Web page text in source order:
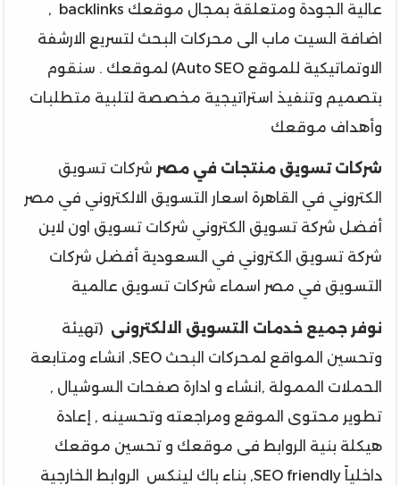
عالية الجودة ومتعلقة بمجال موقعك backlinks ,
اضافة السيت ماب الى محركات البحث لتسريع الارشفة
الاوتماتيكية للموقع Auto SEO) لموقعك . سنقوم
بتصميم وتنفيذ استراتيجية مخصصة لتلبية متطلبات
وأهداف موقعك
شركات تسويق منتجات في مصر شركات تسويق
الكتروني في القاهرة اسعار التسويق الالكتروني في مصر
أفضل شركة تسويق الكتروني شركات تسويق اون لاين
شركة تسويق الكتروني في السعودية أفضل شركات
التسويق في مصر اسماء شركات تسويق عالمية
نوفر جميع خدمات التسويق الالكترونى (تهيئة
وتحسين المواقع لمحركات البحث SEO, انشاء ومتابعة
الحملات الممولة ,انشاء و ادارة صفحات السوشيال ,
تطوير محتوى الموقع ومراجعته وتحسينه , إعادة
هيكلة بنية الروابط فى موقعك و تحسين موقعك
داخلياً SEO friendly, بناء باك لينكس الروابط الخارجية